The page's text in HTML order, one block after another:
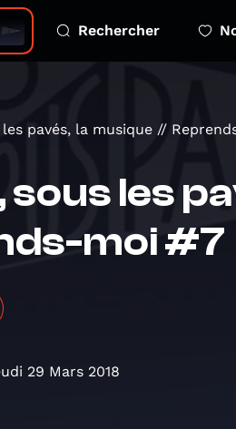
Rechercher
pavés, la musique //
sous les
moi #7
29 Mars 2018